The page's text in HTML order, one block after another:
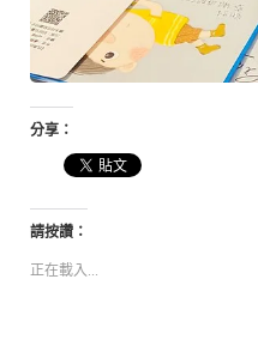
分享：
請按讚：
正在載入...